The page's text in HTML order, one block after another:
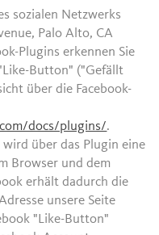
sozialen Netzwerks
Palo Alto, CA
Plugins erkennen Sie
Button" ("Gefällt
über die Facebook-
docs/plugins/.
wird über das Plugin eine
Browser und dem
erhält dadurch die
unsere Seite
"Like-Button"